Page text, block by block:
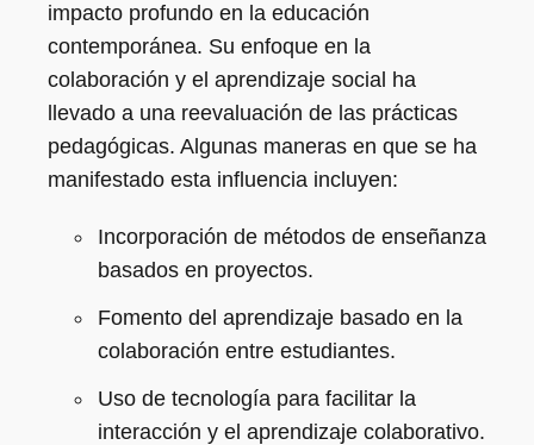
impacto profundo en la educación
contemporánea. Su enfoque en la
colaboración y el aprendizaje social ha
llevado a una reevaluación de las prácticas
pedagógicas. Algunas maneras en que se ha
manifestado esta influencia incluyen:
Incorporación de métodos de enseñanza
basados en proyectos.
Fomento del aprendizaje basado en la
colaboración entre estudiantes.
Uso de tecnología para facilitar la
interacción y el aprendizaje colaborativo.